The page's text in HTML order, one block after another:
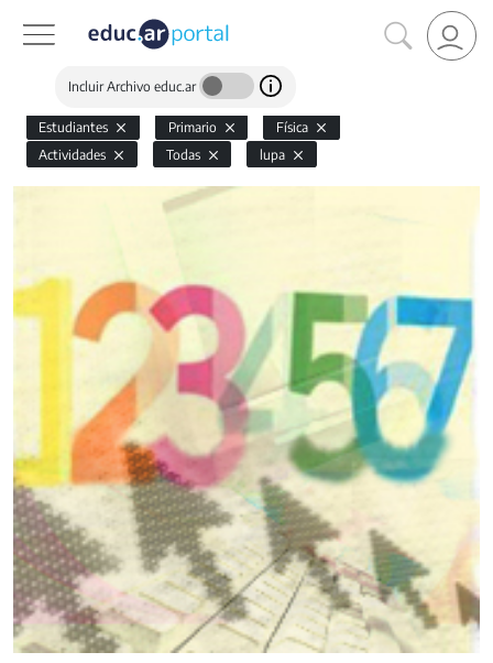
Incluir Archivo educ.ar
Estudiantes Primario
Física
Actividades
Todas lupa